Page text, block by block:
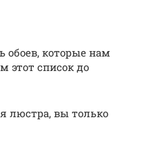
обоев, которые нам
этот список до
люстра, вы только